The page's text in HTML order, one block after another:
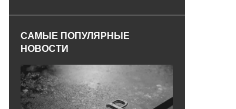
САМЫЕ ПОПУЛЯРНЫЕ
НОВОСТИ